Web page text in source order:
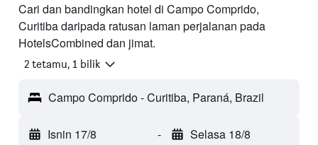
Cari dan bandingkan hotel di Campo Comprido,
Curitiba daripada ratusan laman perjalanan pada
HotelsCombined dan jimat.
2 tetamu, 1 bilik
Campo Comprido - Curitiba, Paraná, Brazil
Isnin 17/8 - Selasa 18/8